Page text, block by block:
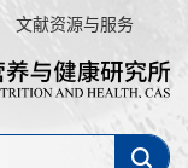
文献资源与服务